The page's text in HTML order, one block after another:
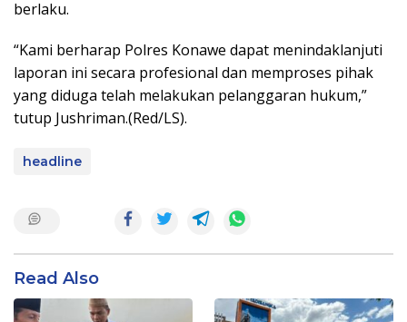
berlaku.
“Kami berharap Polres Konawe dapat menindaklanjuti
laporan ini secara profesional dan memproses pihak
yang diduga telah melakukan pelanggaran hukum,”
tutup Jushriman.(Red/LS).
headline
Read Also